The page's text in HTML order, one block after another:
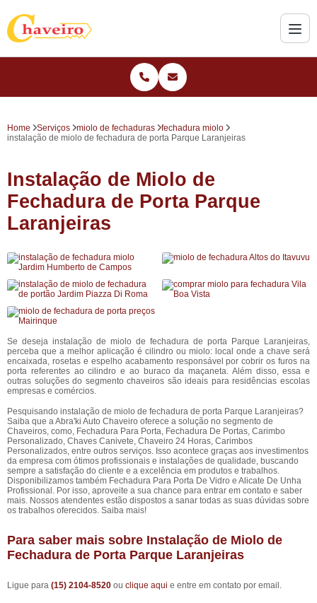
Home Serviços miolo de fechaduras
fechadura miolo
instalação de miolo de fechadura de porta Parque Laranjeiras
Instalação de Miolo de
Fechadura de Porta Parque
Laranjeiras
Se deseja instalação de miolo de fechadura de porta Parque Laranjeiras,
perceba que a melhor aplicação é cilindro ou miolo: local onde a chave será
encaixada, rosetas e espelho acabamento responsável por cobrir os furos na
porta referentes ao cilindro e ao buraco da maçaneta. Além disso, essa e
outras soluções do segmento chaveiros são ideais para residências escolas
empresas e comércios.
Pesquisando instalação de miolo de fechadura de porta Parque Laranjeiras?
Saiba que a Abra'ki Auto Chaveiro oferece a solução no segmento de
Chaveiros, como, Fechadura Para Porta, Fechadura De Portas, Carimbo
Personalizado, Chaves Canivete, Chaveiro 24 Horas, Carimbos
Personalizados, entre outros serviços. Isso acontece graças aos investimentos
da empresa com ótimos profissionais e instalações de qualidade, buscando
sempre a satisfação do cliente e a excelência em produtos e trabalhos.
Disponibilizamos também Fechadura Para Porta De Vidro e Alicate De Unha
Profissional. Por isso, aproveite a sua chance para entrar em contato e saber
mais. Nossos atendentes estão dispostos a sanar todas as suas dúvidas sobre
os trabalhos oferecidos. Saiba mais!
Para saber mais sobre Instalação de Miolo de
Fechadura de Porta Parque Laranjeiras
Ligue para (15) 2104-8520 ou clique aqui e entre em contato por email.